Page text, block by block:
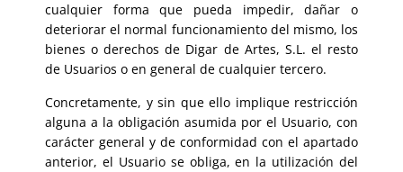
cualquier forma que pueda impedir, dañar o
deteriorar el normal funcionamiento del mismo, los
bienes o derechos de Digar de Artes, S.L. el resto
de Usuarios o en general de cualquier tercero.
Concretamente, y sin que ello implique restricción
alguna a la obligación asumida por el Usuario, con
carácter general y de conformidad con el apartado
anterior, el Usuario se obliga, en la utilización del